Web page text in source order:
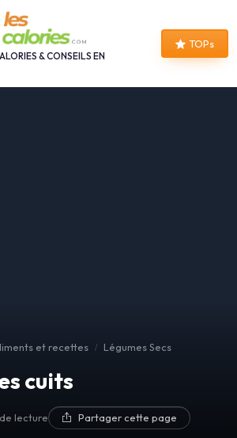
& CONSEILS EN
TOPs
et recettes Légumes Secs
cuits
de lecture Partager cette page
cookies